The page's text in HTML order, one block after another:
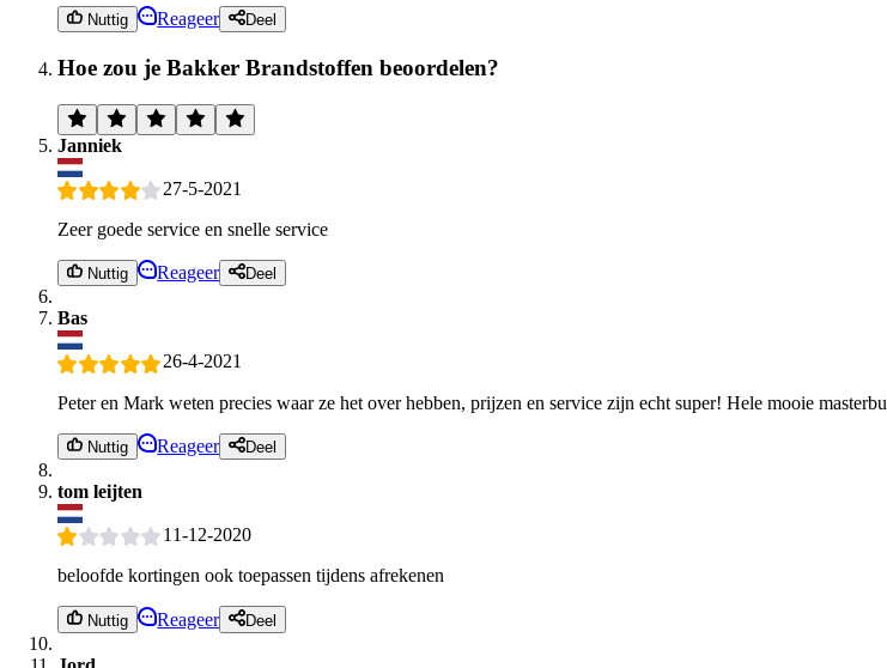
Nuttig Reageer Deel
Hoe zou je Bakker Brandstoffen beoordelen?
Janniek
27-5-2021
Zeer goede service en snelle service
Nuttig Reageer Deel
Bas
26-4-2021
Peter en Mark weten precies waar ze het over hebben, prijzen en service zijn echt super! Hele mooie
Nuttig Reageer Deel
tom leijten
11-12-2020
beloofde kortingen ook toepassen tijdens afrekenen
Nuttig Reageer Deel